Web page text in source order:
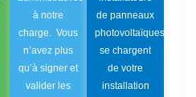
à notre
charge. Vous
n’avez plus
qu’à signer et
valider les
de panneaux
photovoltaïques
se chargent
de votre
installation